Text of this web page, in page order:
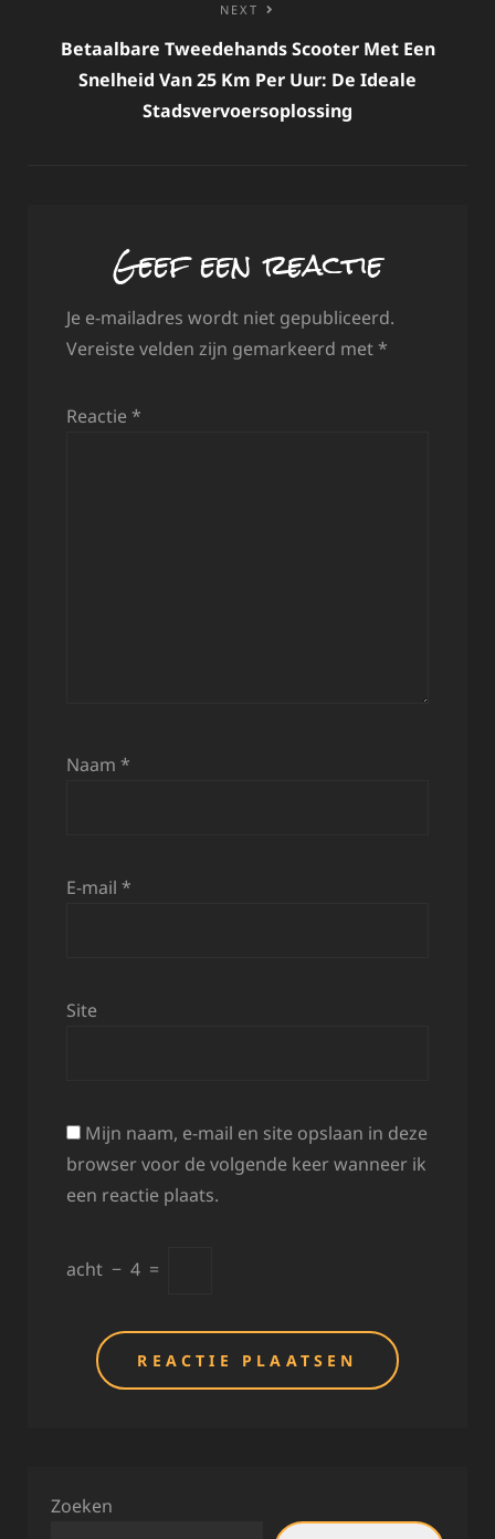
NEXT
Betaalbare Tweedehands Scooter Met Een
Snelheid Van 25 Km Per Uur: De Ideale
Stadsvervoersoplossing
Geef een reactie
Je e-mailadres wordt niet gepubliceerd.
Vereiste velden zijn gemarkeerd met *
Reactie *
Naam *
E-mail *
Site
Mijn naam, e-mail en site opslaan in deze
browser voor de volgende keer wanneer ik
een reactie plaats.
acht − 4 =
Zoeken